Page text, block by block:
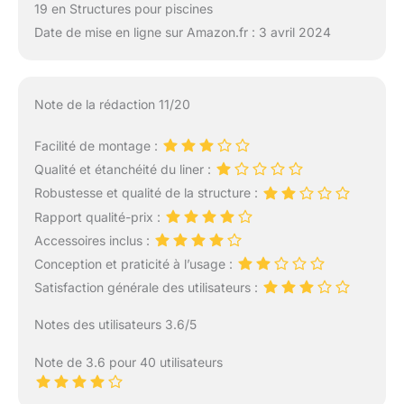
19 en Structures pour piscines
Date de mise en ligne sur Amazon.fr : 3 avril 2024
Note de la rédaction 11/20
Facilité de montage :
Qualité et étanchéité du liner :
Robustesse et qualité de la structure :
Rapport qualité-prix :
Accessoires inclus :
Conception et praticité à l’usage :
Satisfaction générale des utilisateurs :
Notes des utilisateurs 3.6/5
Note de 3.6 pour 40 utilisateurs